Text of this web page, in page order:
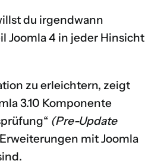
du irgendwann
Joomla 4 in jeder Hinsicht
zu erleichtern, zeigt
3.10 Komponente
“ (Pre-Update
mit Joomla